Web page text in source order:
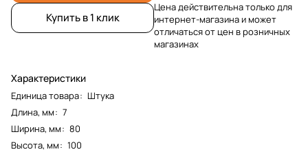
Купить в 1 клик
Характеристики
Единица товара: Штука
Длина, мм: 7
Ширина, мм: 80
Высота, мм: 100
Цена действительна только для
интернет-магазина и может
отличаться от цен в розничных
магазинах